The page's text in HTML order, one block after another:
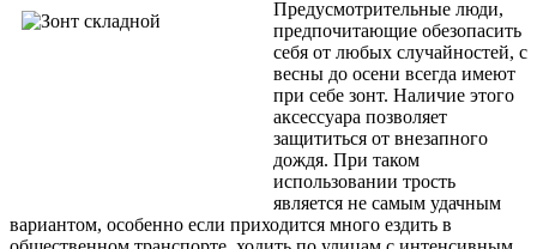
Предусмотрительные люди,
предпочитающие обезопасить
себя от любых случайностей, с
весны до осени всегда имеют
при себе зонт. Наличие этого
аксессуара позволяет
защититься от внезапного
дождя. При таком
использовании трость
является не самым удачным
вариантом, особенно если приходится много ездить в